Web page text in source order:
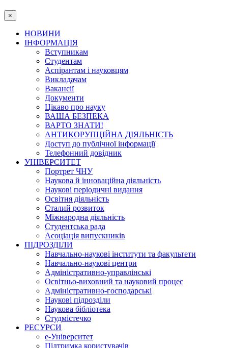
×
НОВИНИ
ІНФОРМАЦІЯ
Вступникам
Студентам
Аспірантам і науковцям
Викладачам
Вакансії
Документи
Цікаво про науку
ВАША БЕЗПЕКА
ВАРТО ЗНАТИ!
АНТИКОРУПЦІЙНА ДІЯЛЬНІСТЬ
Доступ до публічної інформації
Телефонний довідник
УНІВЕРСИТЕТ
Портрет ЧНУ
Наукова й інноваційна діяльність
Наукові періодичні видання
Освітня діяльність
Сталий розвиток
Міжнародна діяльність
Студентська рада
Асоціація випускників
ПІДРОЗДІЛИ
Навчально-наукові інститути та факультети
Навчально-наукові центри
Адміністративно-управлінські
Освітньо-виховний та науковий процес
Адміністративно-господарські
Наукові підрозділи
Наукова бібліотека
Студмістечко
РЕСУРСИ
е-Університет
Підтримка користувачів